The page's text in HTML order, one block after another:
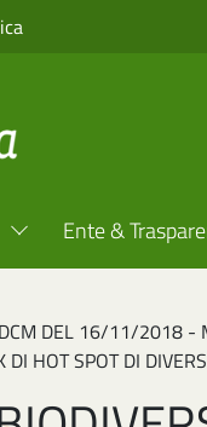
Ente &
DEL 16/11/2018 -
HOT SPOT DI